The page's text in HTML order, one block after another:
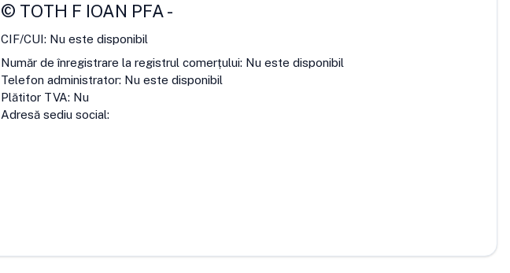
© TOTH F IOAN PFA-
CIF/CUI: Nu este disponibil
Număr de înregistrare la registrul comerțului: Nu este disponibil
Telefon administrator: Nu este disponibil
Plătitor TVA: Nu
Adresă sediu social: